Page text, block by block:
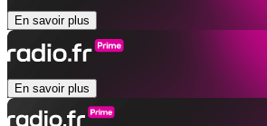
En savoir plus
En savoir plus